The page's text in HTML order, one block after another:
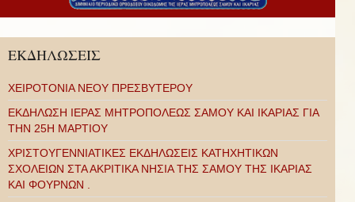
ΕΚΔΗΛΩΣΕΙΣ
ΧΕΙΡΟΤΟΝΙΑ ΝΕΟΥ ΠΡΕΣΒΥΤΕΡΟΥ
ΕΚΔΗΛΩΣΗ ΙΕΡΑΣ ΜΗΤΡΟΠΟΛΕΩΣ ΣΑΜΟΥ ΚΑΙ ΙΚΑΡΙΑΣ ΓΙΑ
ΤΗΝ 25Η ΜΑΡΤΙΟΥ
ΧΡΙΣΤΟΥΓΕΝΝΙΑΤΙΚΕΣ ΕΚΔΗΛΩΣΕΙΣ ΚΑΤΗΧΗΤΙΚΩΝ
ΣΧΟΛΕΙΩΝ ΣΤΑ ΑΚΡΙΤΙΚΑ ΝΗΣΙΑ ΤΗΣ ΣΑΜΟΥ ΤΗΣ ΙΚΑΡΙΑΣ
ΚΑΙ ΦΟΥΡΝΩΝ .